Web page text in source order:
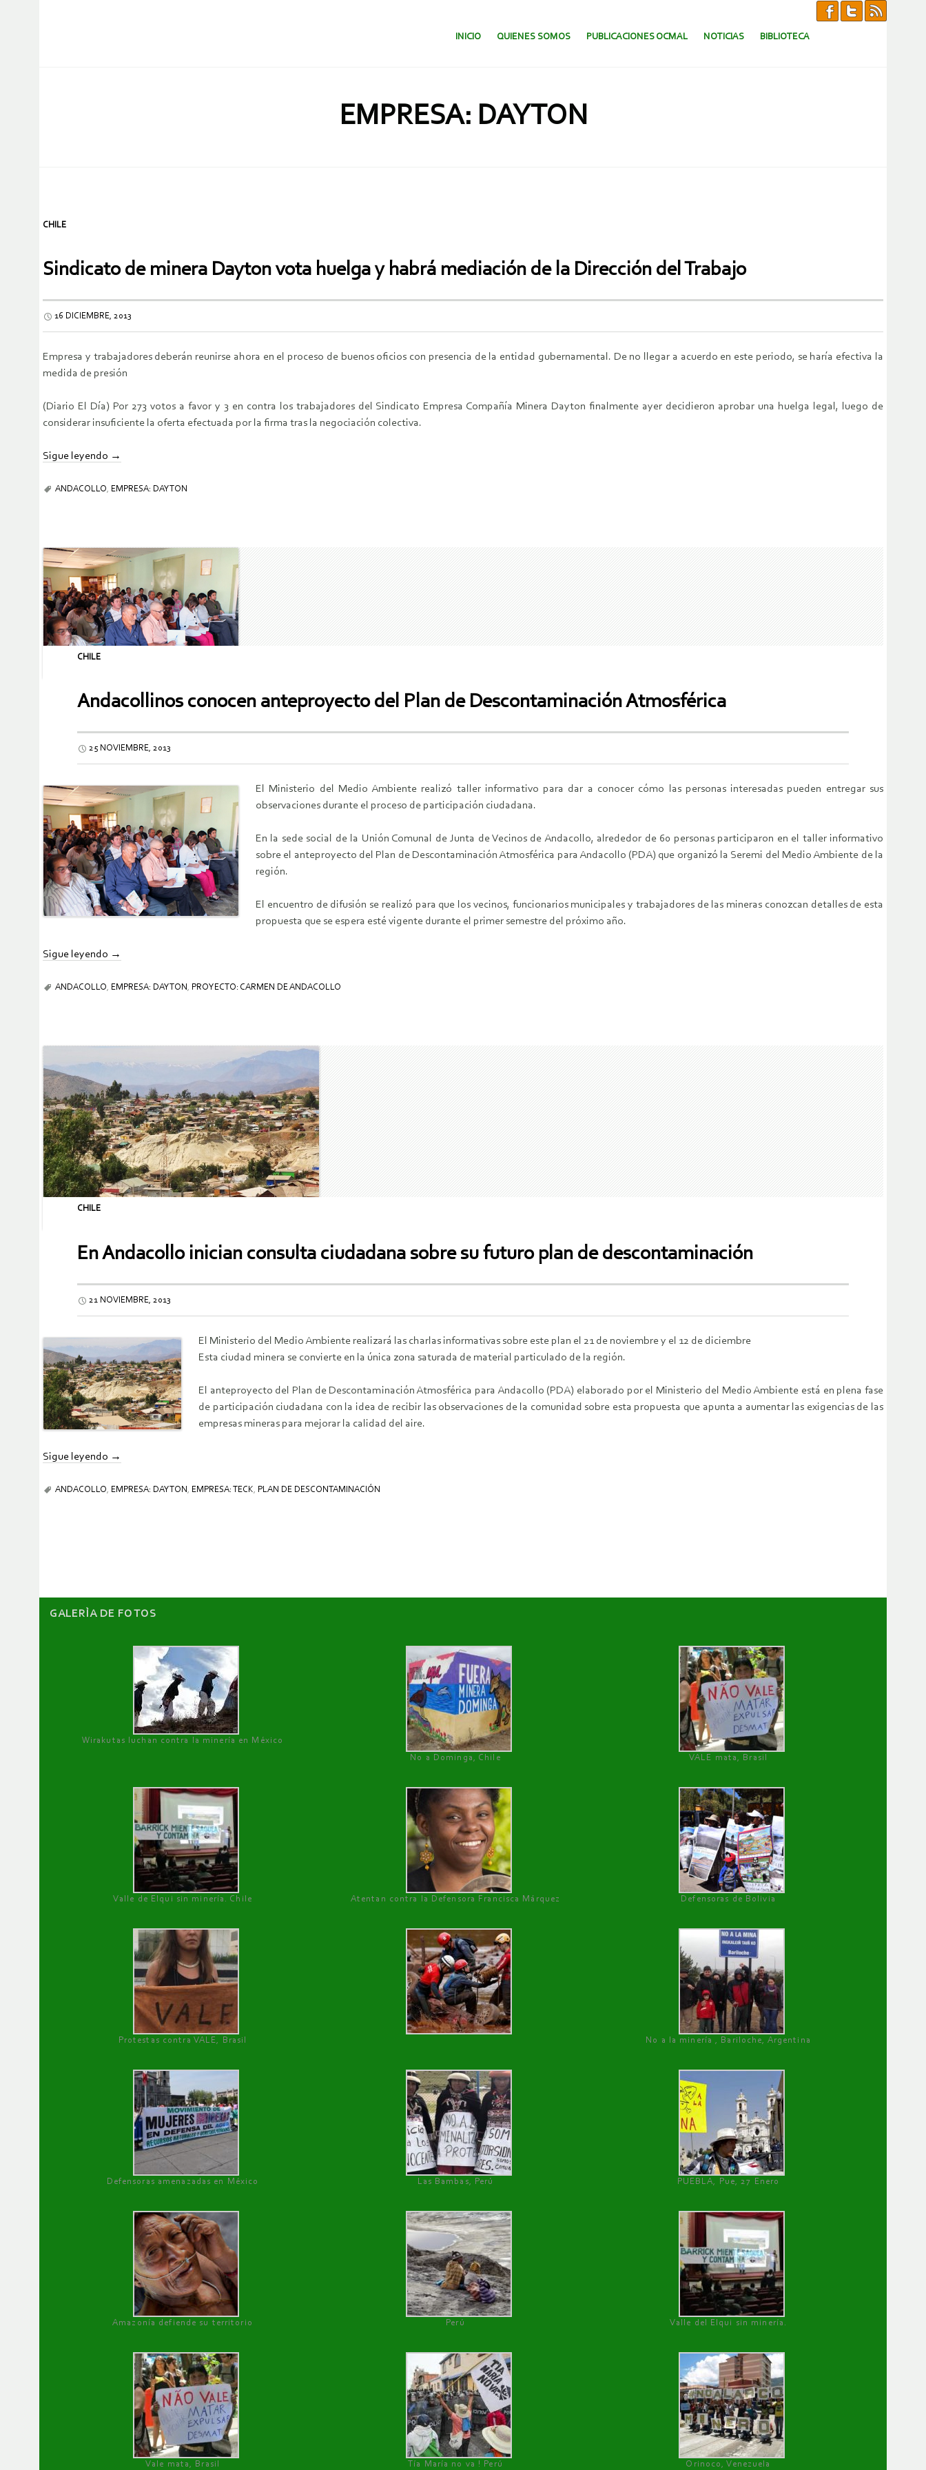
SALTAR AL CONTENIDO.
INICIO QUIENES SOMOS PUBLICACIONES OCMAL NOTICIAS BIBLIOTECA
EMPRESA: DAYTON
CHILE
Sindicato de minera Dayton vota huelga y habrá mediación de la Dirección del Trabajo
16 DICIEMBRE, 2013
Empresa y trabajadores deberán reunirse ahora en el proceso de buenos oficios con presencia de la entidad gubernamental. De no llegar a acuerdo en este periodo, se haría efectiva la
medida de presión
(Diario El Día) Por 273 votos a favor y 3 en contra los trabajadores del Sindicato Empresa Compañía Minera Dayton finalmente ayer decidieron aprobar una huelga legal, luego de
considerar insuficiente la oferta efectuada por la firma tras la negociación colectiva.
Sigue leyendo →
ANDACOLLO, EMPRESA: DAYTON
CHILE
Andacollinos conocen anteproyecto del Plan de Descontaminación Atmosférica
25 NOVIEMBRE, 2013
El Ministerio del Medio Ambiente realizó taller informativo para dar a conocer cómo las personas interesadas pueden entregar sus
observaciones durante el proceso de participación ciudadana.
En la sede social de la Unión Comunal de Junta de Vecinos de Andacollo, alrededor de 60 personas participaron en el taller informativo
sobre el anteproyecto del Plan de Descontaminación Atmosférica para Andacollo (PDA) que organizó la Seremi del Medio Ambiente de la
región.
El encuentro de difusión se realizó para que los vecinos, funcionarios municipales y trabajadores de las mineras conozcan detalles de esta
propuesta que se espera esté vigente durante el primer semestre del próximo año.
Sigue leyendo →
ANDACOLLO, EMPRESA: DAYTON , PROYECTO: CARMEN DE ANDACOLLO
CHILE
En Andacollo inician consulta ciudadana sobre su futuro plan de descontaminación
21 NOVIEMBRE, 2013
El Ministerio del Medio Ambiente realizará las charlas informativas sobre este plan el 21 de noviembre y el 12 de diciembre
Esta ciudad minera se convierte en la única zona saturada de material particulado de la región.
El anteproyecto del Plan de Descontaminación Atmosférica para Andacollo (PDA) elaborado por el Ministerio del Medio Ambiente está en plena fase
de participación ciudadana con la idea de recibir las observaciones de la comunidad sobre esta propuesta que apunta a aumentar las exigencias de las
empresas mineras para mejorar la calidad del aire.
Sigue leyendo →
ANDACOLLO EMPRESA: DAYTON EMPRESA: TECK PLAN DE DESCONTAMINACIÓN
GALERÌA DE FOTOS
Wirakutas luchan contra la minería en México
No a Dominga, Chile
VALE mata, Brasil
Valle de Elqui sin minería. Chile Atentan contra la Defensora Francisca Márquez Defensoras de Bolivia
Protestas contra VALE, Brasil No a la minería , Bariloche, Argentina
Defensoras amenazadas en México Las Bambas, Perú PUEBLA, Pue, 27 Enero
Amazonía defiende su territorio Perú Valle del Elqui sin minería.
Vale mata, Brasil Tía María no va ! Perú Orinoco, Venezuela